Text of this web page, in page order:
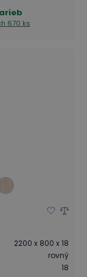
670 ks
2200 x 800 x 18
rovný
18